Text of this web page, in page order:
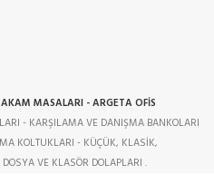
MASALARI - ARGETA OFİS
- KARŞILAMA VE DANIŞMA BANKOLARI
KOLTUKLARI - KÜÇÜK, KLASİK,
VE KLASÖR DOLAPLARI .